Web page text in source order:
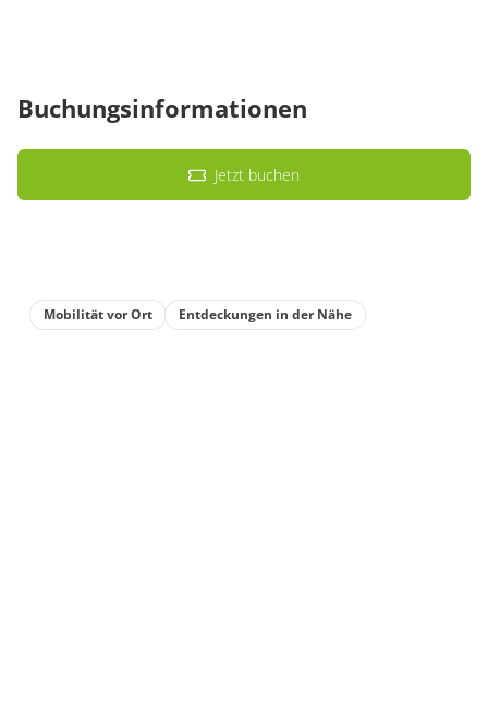
Buchungsinformationen
Jetzt buchen
Mobilität vor Ort Entdeckungen in der Nähe